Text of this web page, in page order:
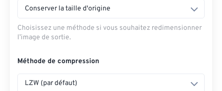
Conserver la taille d'origine
Choisissez une méthode si vous souhaitez redimensionner
l’image de sortie.
Méthode de compression
LZW (par défaut)